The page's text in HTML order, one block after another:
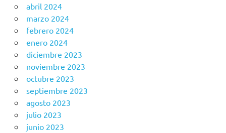
abril 2024
marzo 2024
febrero 2024
enero 2024
diciembre 2023
noviembre 2023
octubre 2023
septiembre 2023
agosto 2023
julio 2023
junio 2023